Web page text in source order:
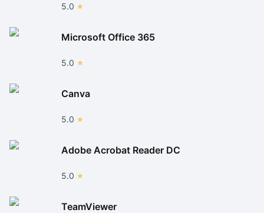
5.0
Microsoft Office 365
5.0
Canva
5.0
Adobe Acrobat Reader DC
5.0
TeamViewer